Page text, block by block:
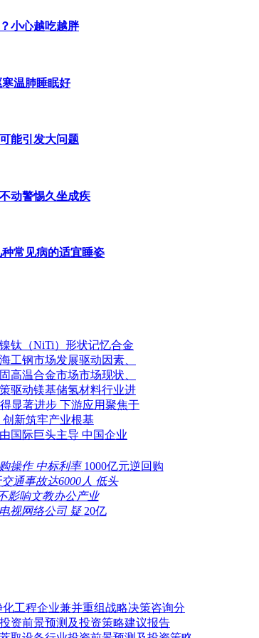
小心越吃越胖
温肺睡眠好
能引发大问题
动警惕久坐成疾
常见病的适宜睡姿
钛（NiTi）形状记忆合金
工钢市场发展驱动因素、
高温合金市场市场现状、
驱动镁基储氢材料行业进
显著进步 下游应用聚焦于
新筑牢产业根基
国际巨头主导 中国企业
操作 中标利率 1000亿元逆回购
通事故达6000人 低头
影响文教办公产业
视网络公司 疑 20亿
化工程企业兼并重组战略决策咨询分
资前景预测及投资策略建议报告